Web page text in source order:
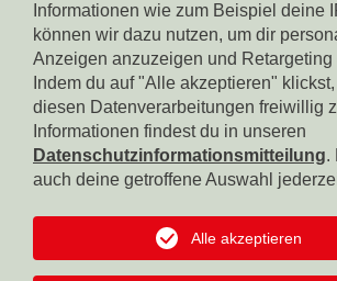
Spendenkonto Südtiroler Sparkasse
IBAN: IT17X0604511601000000110801
BIC: CRBZIT2B001
Spendenkonto Intesa Sanpaolo
IBAN: IT18B0306911619000006000065
BIC: BCITITMM
IBAN: IT42F0349311600000300200018
BIC: RZSBIT2B
Informationen wie zum Beispiel deine
können wir dazu nutzen, um dir
Anzeigen anzuzeigen und Retargeting
Indem du auf "Alle akzeptieren"
diesen Datenverarbeitungen freiwillig
Informationen findest du in unseren
Datenschutzinformationsmitteilung.
auch deine getroffene Auswahl
Alle akzeptieren